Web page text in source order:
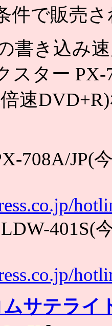
件で販売
書き込み
スター
速
708A/JP(
LDW-
ムサテライ